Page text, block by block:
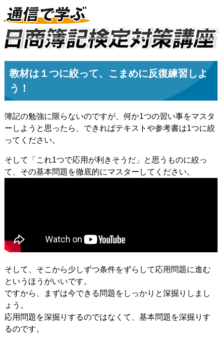
教材は１つに絞って、こまめに反復練習しよ
う！
簿記の勉強に限らないのですが、何か1つの習い事をマスタ
ーしようと思ったら、できればテキストや参考書は1つに絞
ってください。
そして「これ1つで応用が利きそうだ」と思うものに絞っ
て、その基本問題を徹底的にマスターしてください。
そして、そこから少しずつ条件をずらして応用問題に進む
というほうがいいです。
ですから、まずは今できる問題をしっかりと深掘りしまし
ょう。
応用問題を深掘りするのではなくて、基本問題を深掘りす
るのです。